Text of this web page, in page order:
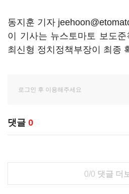
동지훈 기자
이 기사는 뉴스토마토 보도
최신형 정치정책부장이 최종
댓글 0
0/0 댓글 더